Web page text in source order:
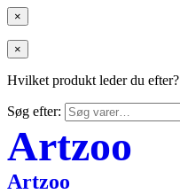
×
×
Hvilket produkt leder du efter?
Søg efter:
Artzoo
Artzoo